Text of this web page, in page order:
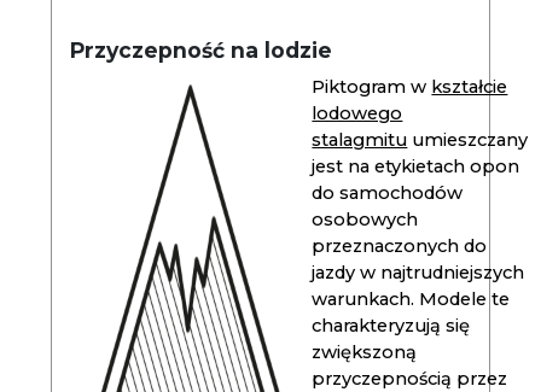
Przyczepność na lodzie
Piktogram w kształcie
lodowego
stalagmitu umieszczany
jest na etykietach opon
do samochodów
osobowych
przeznaczonych do
jazdy w najtrudniejszych
warunkach. Modele te
charakteryzują się
zwiększoną
przyczepnością przez